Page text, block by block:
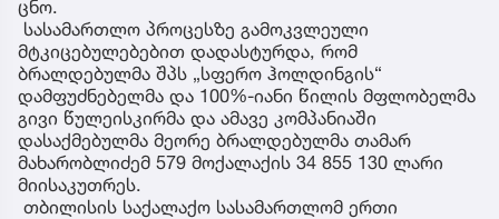
ცნო.
სასამართლო პროცესზე გამოკვლეული
მტკიცებულებებით დადასტურდა, რომ
ბრალდებულმა შპს „სფერო ჰოლდინგის“
დამფუძნებელმა და 100%-იანი წილის მფლობელმა
გივი წულეისკირმა და ამავე კომპანიაში
დასაქმებულმა მეორე ბრალდებულმა თამარ
მახარობლიძემ 579 მოქალაქის 34 855 130 ლარი
მიისაკუთრეს.
თბილისის საქალაქო სასამართლომ ერთი